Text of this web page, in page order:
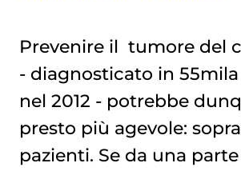
Prevenire il tumore del
- diagnosticato in
nel 2012 - potrebbe
presto più agevole:
pazienti. Se da una